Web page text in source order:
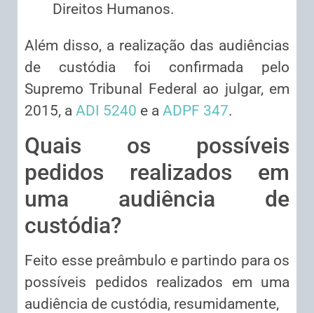
Direitos Humanos.
Além disso, a realização das audiências
de custódia foi confirmada pelo
Supremo Tribunal Federal ao julgar, em
2015, a ADI 5240 e a ADPF 347.
Quais os possíveis
pedidos realizados em
uma audiência de
custódia?
Feito esse preâmbulo e partindo para os
possíveis pedidos realizados em uma
audiência de custódia, resumidamente,